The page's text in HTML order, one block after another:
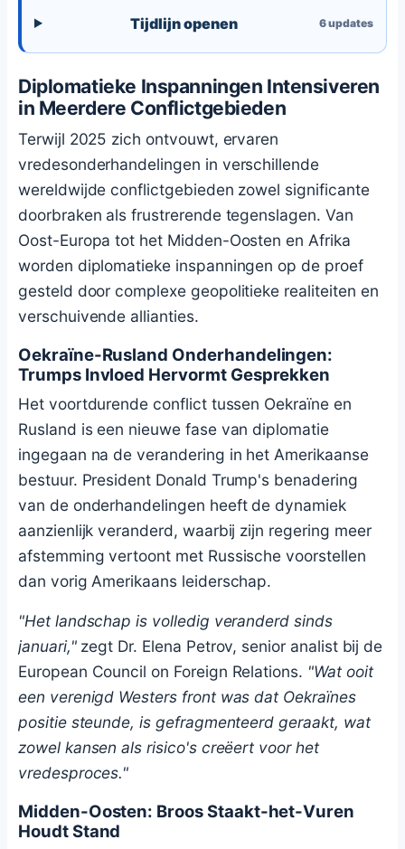
Tijdlijn openen 6updates
Diplomatieke Inspanningen Intensiveren
in Meerdere Conflictgebieden
Terwijl 2025 zich ontvouwt, ervaren
vredesonderhandelingen in verschillende
wereldwijde conflictgebieden zowel significante
doorbraken als frustrerende tegenslagen. Van
Oost-Europa tot het Midden-Oosten en Afrika
worden diplomatieke inspanningen op de proef
gesteld door complexe geopolitieke realiteiten en
verschuivende allianties.
Oekraïne-Rusland Onderhandelingen:
Trumps Invloed Hervormt Gesprekken
Het voortdurende conflict tussen Oekraïne en
Rusland is een nieuwe fase van diplomatie
ingegaan na de verandering in het Amerikaanse
bestuur. President Donald Trump's benadering
van de onderhandelingen heeft de dynamiek
aanzienlijk veranderd, waarbij zijn regering meer
afstemming vertoont met Russische voorstellen
dan vorig Amerikaans leiderschap.
"Het landschap is volledig veranderd sinds
januari,"zegt Dr. Elena Petrov, senior analist bij de
European Council on Foreign Relations. "Wat ooit
een verenigd Westers front was dat Oekraïnes
positie steunde, is gefragmenteerd geraakt, wat
zowel kansen als risico's creëert voor het
vredesproces."
Midden-Oosten: Broos Staakt-het-Vuren
Houdt Stand